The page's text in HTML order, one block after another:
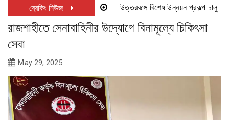
ব্রেকিং নিউজ উত্তরবঙ্গে বিশেষ উন্নয়ন প্রকল্প চালু হতে
রাজশাহীতে সেনাবাহিনীর উদ্যোগে বিনামূল্যে চিকিৎসা
সেবা
May 29, 2025